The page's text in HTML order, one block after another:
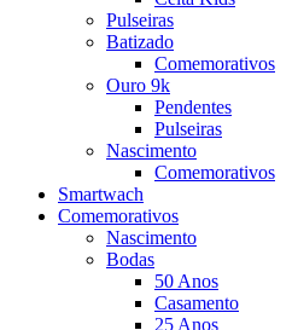
Pulseiras
Batizado
Comemorativos
Ouro 9k
Pendentes
Pulseiras
Nascimento
Comemorativos
Smartwach
Comemorativos
Nascimento
Bodas
50 Anos
Casamento
25 Anos